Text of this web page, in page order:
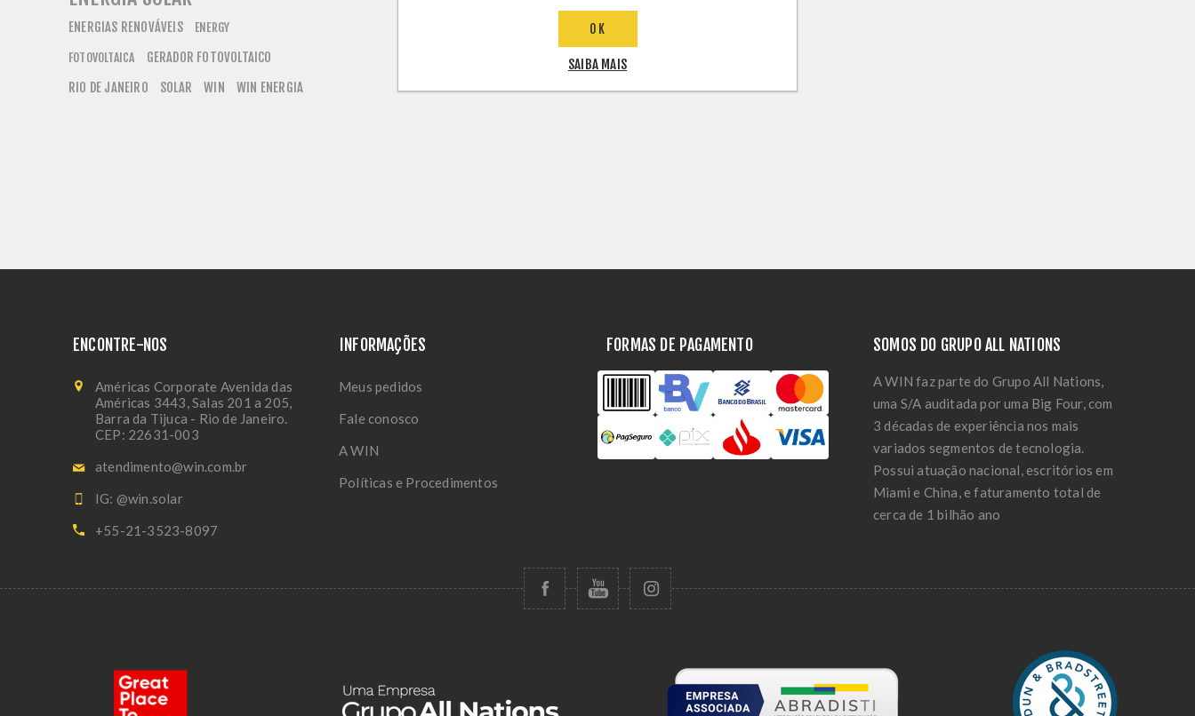
ENERGIAS RENOVÁVEIS
ENERGY
FOTOVOLTAICA
GERADOR FOTOVOLTAICO
RIO DE JANEIRO
SOLAR WIN WIN ENERGIA
ENCONTRE-NOS
Américas Corporate Avenida das
Américas 3443, Salas 201 a 205,
Barra da Tijuca - Rio de Janeiro.
CEP: 22631-003
atendimento@win.com.br
IG: @win.solar
+55-21-3523-8097
INFORMAÇÕES
Meus pedidos
Fale conosco
A WIN
Políticas e Procedimentos
FORMAS DE PAGAMENTO SOMOS DO GRUPO ALL NATIONS
A WIN faz parte do Grupo All Nations,
uma S/A auditada por uma Big Four, com
3 décadas de experiência nos mais
variados segmentos de tecnologia.
Possui atuação nacional, escritórios em
Miami e China, e faturamento total de
cerca de 1 bilhão ano
OK
SAIBA MAIS